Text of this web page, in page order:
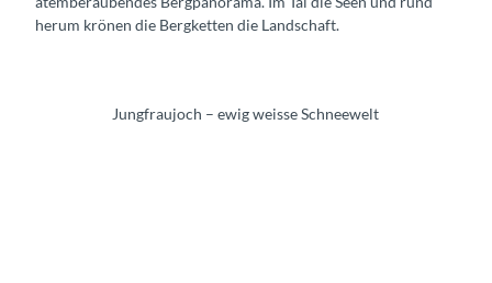
herum krönen die Bergketten die Landschaft.
Jungfraujoch – ewig weisse Schneewelt